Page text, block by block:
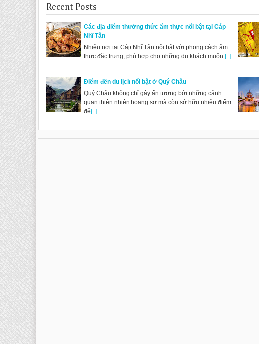
Recent Posts
Các địa điểm thưởng thức ẩm thực nổi bật tại Cáp
Nhĩ Tân
Nhiều nơi tại Cáp Nhĩ Tân nổi bật với phong cách ẩm
thực đặc trưng, phù hợp cho những du khách muốn [..]
Điểm đến du lịch nổi bật ở Quý Châu
Quý Châu không chỉ gây ấn tượng bởi những cảnh
quan thiên nhiên hoang sơ mà còn sở hữu nhiều điểm
đế[..]